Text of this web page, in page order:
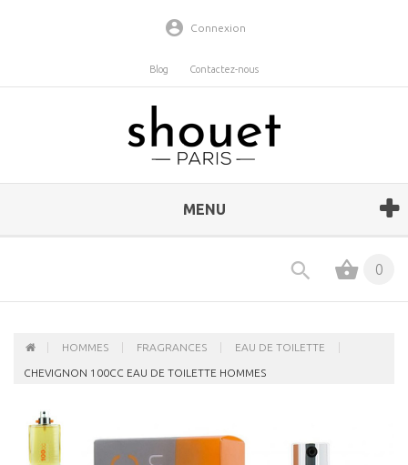
Connexion
Blog Contactez-nous
MENU
0
HOMMES FRAGRANCES EAU DE TOILETTE
CHEVIGNON 100CC EAU DE TOILETTE HOMMES